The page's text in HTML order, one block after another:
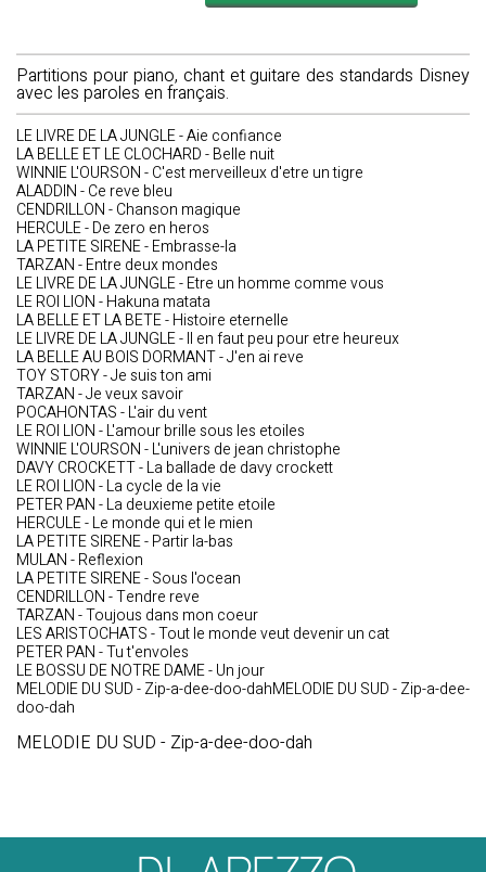
Partitions pour piano, chant et guitare des standards Disney
avec les paroles en français.
LE LIVRE DE LA JUNGLE - Aie confiance
LA BELLE ET LE CLOCHARD - Belle nuit
WINNIE L'OURSON - C'est merveilleux d'etre un tigre
ALADDIN - Ce reve bleu
CENDRILLON - Chanson magique
HERCULE - De zero en heros
LA PETITE SIRENE - Embrasse-la
TARZAN - Entre deux mondes
LE LIVRE DE LA JUNGLE - Etre un homme comme vous
LE ROI LION - Hakuna matata
LA BELLE ET LA BETE - Histoire eternelle
LE LIVRE DE LA JUNGLE - Il en faut peu pour etre heureux
LA BELLE AU BOIS DORMANT - J'en ai reve
TOY STORY - Je suis ton ami
TARZAN - Je veux savoir
POCAHONTAS - L'air du vent
LE ROI LION - L'amour brille sous les etoiles
WINNIE L'OURSON - L'univers de jean christophe
DAVY CROCKETT - La ballade de davy crockett
LE ROI LION - La cycle de la vie
PETER PAN - La deuxieme petite etoile
HERCULE - Le monde qui et le mien
LA PETITE SIRENE - Partir la-bas
MULAN - Reflexion
LA PETITE SIRENE - Sous l'ocean
CENDRILLON - Tendre reve
TARZAN - Toujous dans mon coeur
LES ARISTOCHATS - Tout le monde veut devenir un cat
PETER PAN - Tu t'envoles
LE BOSSU DE NOTRE DAME - Un jour
MELODIE DU SUD - Zip-a-dee-doo-dahMELODIE DU SUD - Zip-a-dee-
doo-dah
MELODIE DU SUD - Zip-a-dee-doo-dah